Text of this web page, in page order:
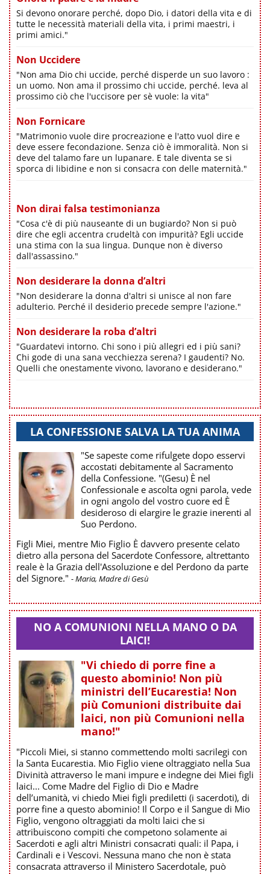
Si devono onorare perché, dopo Dio, i datori della vita e di
tutte le necessità materiali della vita, i primi maestri, i
primi amici."
Non Uccidere
"Non ama Dio chi uccide, perché disperde un suo lavoro :
un uomo. Non ama il prossimo chi uccide, perché. leva al
prossimo ciò che l'uccisore per sè vuole: la vita"
Non Fornicare
"Matrimonio vuole dire procreazione e l'atto vuol dire e
deve essere fecondazione. Senza ciò è immoralità. Non si
deve del talamo fare un lupanare. E tale diventa se si
sporca di libidine e non si consacra con delle maternità."
Non dirai falsa testimonianza
"Cosa c'è di più nauseante di un bugiardo? Non si può
dire che egli accentra crudeltà con impurità? Egli uccide
una stima con la sua lingua. Dunque non è diverso
dall'assassino."
Non desiderare la donna d’altri
"Non desiderare la donna d'altri si unisce al non fare
adulterio. Perché il desiderio precede sempre l'azione."
Non desiderare la roba d’altri
"Guardatevi intorno. Chi sono i più allegri ed i più sani?
Chi gode di una sana vecchiezza serena? I gaudenti? No.
Quelli che onestamente vivono, lavorano e desiderano."
LA CONFESSIONE SALVA LA TUA ANIMA
"Se sapeste come rifulgete dopo esservi
accostati debitamente al Sacramento
della Confessione. "(Gesu) È nel
Confessionale e ascolta ogni parola, vede
in ogni angolo del vostro cuore ed È
desideroso di elargire le grazie inerenti al
Suo Perdono.
Figli Miei, mentre Mio Figlio È davvero presente celato
dietro alla persona del Sacerdote Confessore, altrettanto
reale è la Grazia dell'Assoluzione e del Perdono da parte
del Signore." - Maria, Madre di Gesù
NO A COMUNIONI NELLA MANO O DA
LAICI!
"Vi chiedo di porre fine a
questo abominio! Non più
ministri dell’Eucarestia! Non
più Comunioni distribuite dai
laici, non più Comunioni nella
mano!"
"Piccoli Miei, si stanno commettendo molti sacrilegi con
la Santa Eucarestia. Mio Figlio viene oltraggiato nella Sua
Divinità attraverso le mani impure e indegne dei Miei figli
laici... Come Madre del Figlio di Dio e Madre
dell’umanità, vi chiedo Miei figli prediletti (i sacerdoti), di
porre fine a questo abominio! Il Corpo e il Sangue di Mio
Figlio, vengono oltraggiati da molti laici che si
attribuiscono compiti che competono solamente ai
Sacerdoti e agli altri Ministri consacrati quali: il Papa, i
Cardinali e i Vescovi. Nessuna mano che non è stata
consacrata attraverso il Ministero Sacerdotale, può